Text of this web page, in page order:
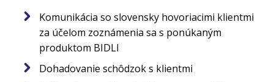
Komunikácia so slovensky hovoriacimi klientmi
za účelom zoznámenia sa s ponúkaným
produktom BIDLI
Dohadovanie schôdzok s klientmi